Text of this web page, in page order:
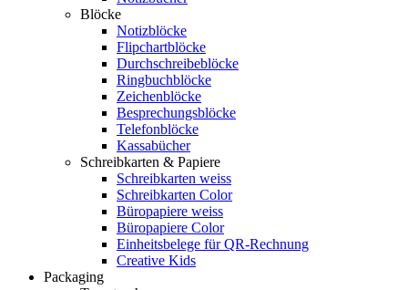
Blöcke
Notizblöcke
Flipchartblöcke
Durchschreibeblöcke
Ringbuchblöcke
Zeichenblöcke
Besprechungsblöcke
Telefonblöcke
Kassabücher
Schreibkarten & Papiere
Schreibkarten weiss
Schreibkarten Color
Büropapiere weiss
Büropapiere Color
Einheitsbelege für QR-Rechnung
Creative Kids
Packaging